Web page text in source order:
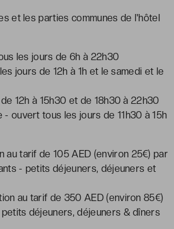
et les parties communes de l'hôtel
les jours de 6h à 22h30
jours de 12h à 1h et le samedi et le
12h à 15h30 et de 18h30 à 22h30
ouvert tous les jours de 11h30 à 15h
tarif de 105 AED (environ 25€) par
- petits déjeuners, déjeuners et
au tarif de 350 AED (environ 85€)
déjeuners, déjeuners & dîners